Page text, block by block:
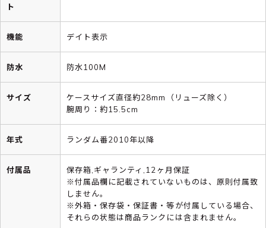
ト
機能 デイト表示
防水 防水100M
サイズ
ケースサイズ直径約28mm（リューズ除く）
腕周り：約15.5cm
年式 ランダム番2010年以降
付属品
保存箱,ギャランティ,12ヶ月保証
※付属品欄に記載されていないものは、原則付属致
しません。
※外箱・保存袋・保証書・等が付属している場合、
それらの状態は商品ランクには含まれません。